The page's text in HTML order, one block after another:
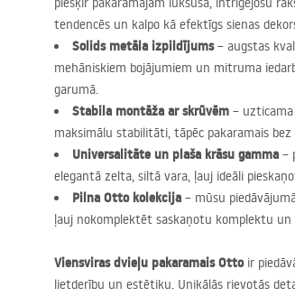
tendencēs un kalpo kā efektīgs sienas
Solids metāla izpildījums– augstas
mehāniskiem bojājumiem un mitruma
garumā.
Stabila montāža ar skrūvēm –
maksimālu stabilitāti, tāpēc pakaramais
Universalitāte un plaša krāsu gamma –
elegantā zelta, siltā vara, ļauj ideāli
Pilna Otto kolekcija – mūsu
ļauj nokomplektēt saskaņotu komplektu
Viensviras dvieļu pakaramais Ottoir
lietderību un estētiku. Unikālās rievotās